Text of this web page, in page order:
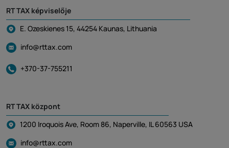
RT TAX képviselője
E. Ozeskienes 15, 44254 Kaunas, Lithuania
info@rttax.com
+370-37-755211
RT TAX központ
1200 Iroquois Ave, Room 86, Naperville, IL 60563 USA
info@rttax.com